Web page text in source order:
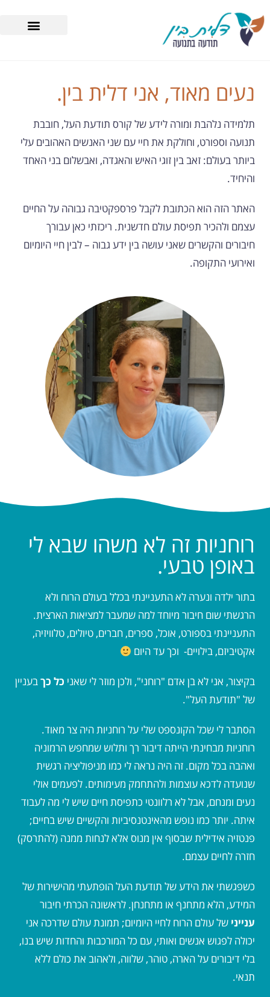
נעים מאוד, אני דלית בין.
תלמידה נלהבת ומורה לידע של קורס תודעת העל, חובבת
תנועה וספורט, וחולקת את חיי עם שני האנשים האהובים עלי
ביותר בעולם: זאב בין זוגי האיש והאגדה, ואבשלום בני האחד
והיחיד.
האתר הזה הוא הכתובת לקבל פרספקטיבה גבוהה על החיים
עצמם ולהכיר תפיסת עולם חדשנית. ריכזתי כאן עבורך
חיבורים והקשרים שאני עושה בין ידע גבוה – לבין חיי היומיום
ואירועי התקופה.
רוחניות זה לא משהו שבא לי
באופן טבעי.
בתור ילדה ונערה לא התעניינתי בכלל בעולם הרוח ולא
הרגשתי שום חיבור מיוחד למה שמעבר למציאות הארצית.
התעניינתי בספורט, אוכל, ספרים, חברים, טיולים, טלוויזיה,
אקטיביזם, בילויים- וכך עד היום
בקיצור, אני לא בן אדם "רוחני", ולכן מוזר לי שאני כל כךבעניין
של "תודעת העל".
הסתבר לי שכל הקונספט שלי על רוחניות היה צר מאוד.
רוחניות מבחינתי הייתה דיבור רך ותלוש שמחפש הרמוניה
ואהבה בכל מקום. זה היה נראה לי כמו מניפוליציה רגשית
שנועדה לדכא עוצמות ולהתחמק מעימותים. לפעמים אולי
נעים ומנחם, אבל לא רלוונטי כתפיסת חיים שיש לי מה לעבוד
איתה. יותר כמו נופש מהאינטנסיביות והקשיים שיש בחיים;
פנטזיה אידילית שבסוף אין מנוס אלא לנחות ממנה (להתרסק)
חזרה לחיים עצמם.
כשפגשתי את הידע של תודעת העל הופתעתי מהישירות של
המידע, הלא מתחנף או מתחנחן. לראשונה הכרתי חיבור
ענייני של עולם הרוח לחיי היומיום; תמונת עולם שדרכה אני
יכולה לפגוש אנשים ואותי, עם כל המורכבות והחדות שיש בנו,
בלי דיבורים על הארה, טוהר, שלווה, ולאהוב את כולם ללא
תנאי.